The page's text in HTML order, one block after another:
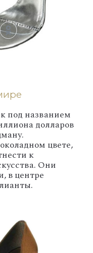
под названием
долларов
цвете,
к
Они
в центре